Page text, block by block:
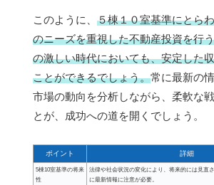
このように、 ５棟１０室基準にとら
のニーズを重視した不動産投資を行
の激しい時代においても、安定した
ことができるでしょう。常に最新の
市場の動向を分析しながら、柔軟な
とが、成功への道を開くでしょう。
ポイント 詳細
5棟10室基準の将来
性
法律や社会状況の変化により、将来的には見直
に最新情報に注意が必要。